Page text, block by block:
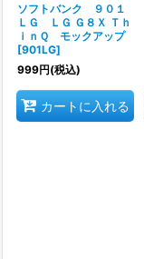
ソフトバンク ９０１
ＬＧ ＬＧ Ｇ８Ｘ Ｔｈ
ｉｎＱ モックアップ
[901LG]
999円(税込)
カートに入れる